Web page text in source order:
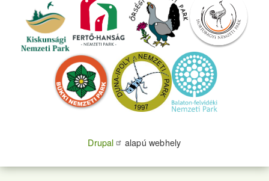
Drupal alapú webhely